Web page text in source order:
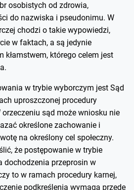
osobistych od zdrowia,
do nazwiska i pseudonimu. W
chodzi o takie wypowiedzi,
w faktach, a są jedynie
kłamstwem, którego celem jest
w trybie wyborczym jest Sąd
uproszczonej procedury
sąd może wniosku nie
określone zachowanie i
na określony cel społeczny.
że postępowanie w trybie
dochodzenia przeprosin w
to w ramach procedury karnej,
podkreślenia wymaga przede